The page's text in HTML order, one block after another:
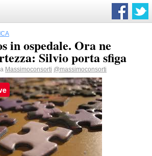
in ospedale. Ora ne
Silvio porta sfiga
Massimoconsorti @massimoconsorti